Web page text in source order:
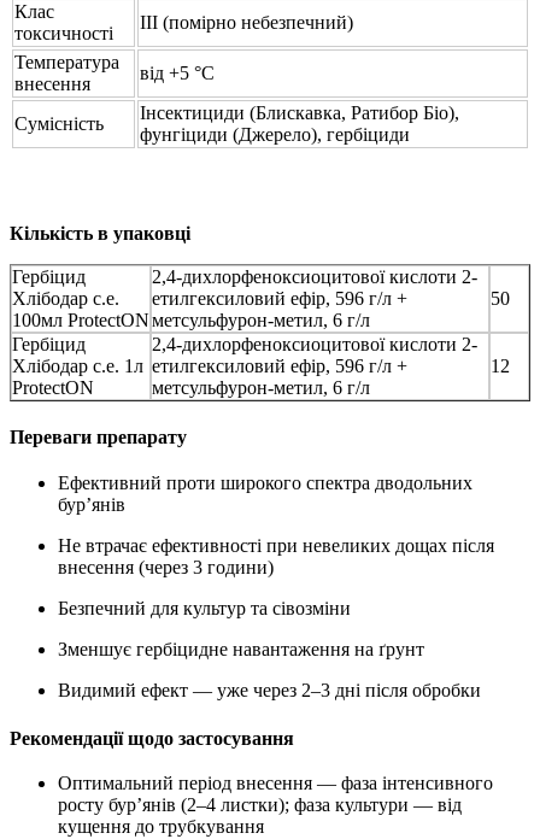
Клас
токсичності
ІІІ (помірно небезпечний)
Температура
внесення
від +5 °C
Сумісність
Інсектициди (Блискавка, Ратибор Біо),
фунгіциди (Джерело), гербіциди
Кількість в упаковці
Гербіцид
Хлібодар с.е.
100мл ProtectON
2,4-дихлорфеноксиоцитової кислоти 2-
етилгексиловий ефір, 596 г/л +
метсульфурон-метил, 6 г/л
50
Гербіцид
Хлібодар с.е. 1л
ProtectON
2,4-дихлорфеноксиоцитової кислоти 2-
етилгексиловий ефір, 596 г/л +
метсульфурон-метил, 6 г/л
12
Переваги препарату
Ефективний проти широкого спектра дводольних
бур’янів
Не втрачає ефективності при невеликих дощах після
внесення (через 3 години)
Безпечний для культур та сівозміни
Зменшує гербіцидне навантаження на ґрунт
Видимий ефект — уже через 2–3 дні після обробки
Рекомендації щодо застосування
Оптимальний період внесення — фаза інтенсивного
росту бур’янів (2–4 листки); фаза культури — від
кущення до трубкування